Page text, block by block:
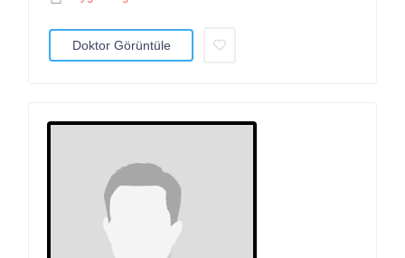
Doktor Görüntüle